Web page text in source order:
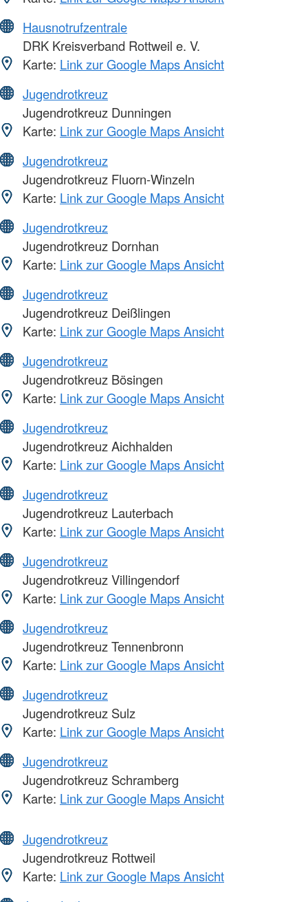
Hausnotrufzentrale
DRK Kreisverband Rottweil e. V.
Karte: Link zur Google Maps Ansicht
Jugendrotkreuz
Jugendrotkreuz Dunningen
Karte: Link zur Google Maps Ansicht
Jugendrotkreuz
Jugendrotkreuz Fluorn-Winzeln
Karte: Link zur Google Maps Ansicht
Jugendrotkreuz
Jugendrotkreuz Dornhan
Karte: Link zur Google Maps Ansicht
Jugendrotkreuz
Jugendrotkreuz Deißlingen
Karte: Link zur Google Maps Ansicht
Jugendrotkreuz
Jugendrotkreuz Bösingen
Karte: Link zur Google Maps Ansicht
Jugendrotkreuz
Jugendrotkreuz Aichhalden
Karte: Link zur Google Maps Ansicht
Jugendrotkreuz
Jugendrotkreuz Lauterbach
Karte: Link zur Google Maps Ansicht
Jugendrotkreuz
Jugendrotkreuz Villingendorf
Karte: Link zur Google Maps Ansicht
Jugendrotkreuz
Jugendrotkreuz Tennenbronn
Karte: Link zur Google Maps Ansicht
Jugendrotkreuz
Jugendrotkreuz Sulz
Karte: Link zur Google Maps Ansicht
Jugendrotkreuz
Jugendrotkreuz Schramberg
Karte: Link zur Google Maps Ansicht
Jugendrotkreuz
Jugendrotkreuz Rottweil
Karte: Link zur Google Maps Ansicht